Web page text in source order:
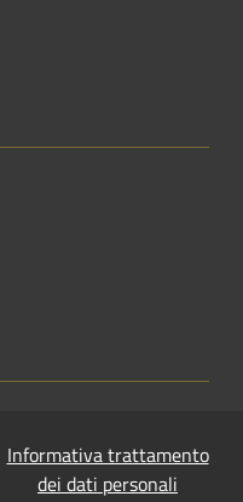
Informativa trattamento
dei dati personali